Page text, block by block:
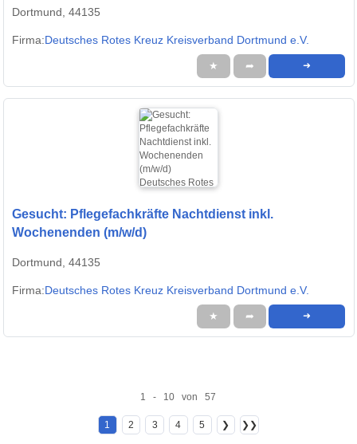
Dortmund, 44135
Firma:Deutsches Rotes Kreuz Kreisverband Dortmund e.V.
★ ➦ ➜
Gesucht: Pflegefachkräfte Nachtdienst inkl.
Wochenenden (m/w/d)
Dortmund, 44135
Firma:Deutsches Rotes Kreuz Kreisverband Dortmund e.V.
★ ➦ ➜
1 - 10 von 57
1 2 3 4 5 ❯ ❯❯